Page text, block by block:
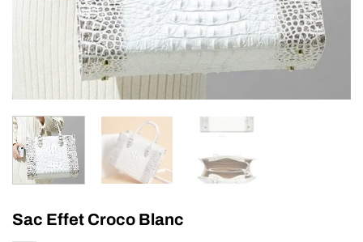
Sac Effet Croco Blanc